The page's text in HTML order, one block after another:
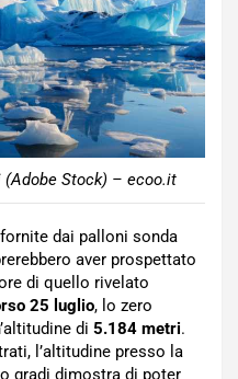
Stock) – ecoo.it
dai palloni sonda
aver prospettato
di quello rivelato
25 luglio, lo zero
di 5.184 metri.
l’altitudine presso la
gradi dimostra di poter